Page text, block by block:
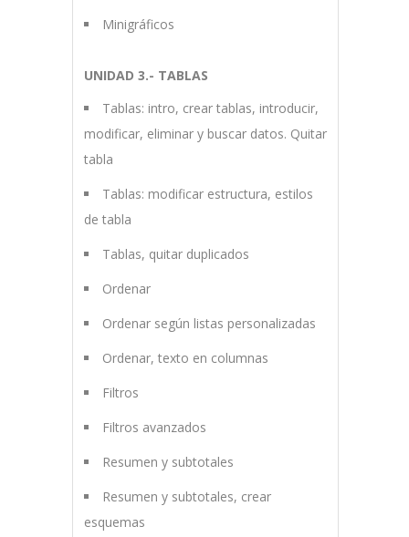
Minigráficos
UNIDAD 3.- TABLAS
Tablas: intro, crear tablas, introducir,
modificar, eliminar y buscar datos. Quitar
tabla
Tablas: modificar estructura, estilos
de tabla
Tablas, quitar duplicados
Ordenar
Ordenar según listas personalizadas
Ordenar, texto en columnas
Filtros
Filtros avanzados
Resumen y subtotales
Resumen y subtotales, crear
esquemas